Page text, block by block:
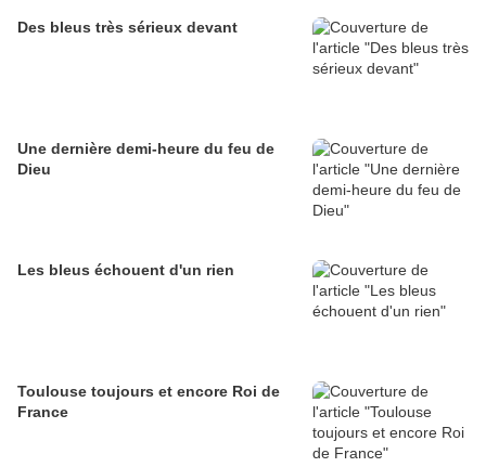
Des bleus très sérieux devant
Une dernière demi-heure du feu de
Dieu
Les bleus échouent d'un rien
Toulouse toujours et encore Roi de
France